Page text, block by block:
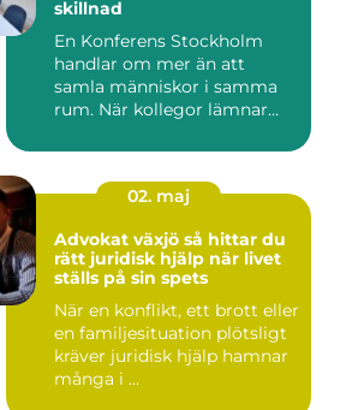
skillnad
En Konferens Stockholm
handlar om mer än att
samla människor i samma
rum. När kollegor lämnar
02. maj
Advokat växjö så hittar du
rätt juridisk hjälp när livet
ställs på sin spets
När en konflikt, ett brott eller
en familjesituation plötsligt
kräver juridisk hjälp hamnar
många i ...